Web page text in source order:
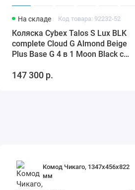
На складе Код товара: 92232-52
Коляска Cybex Talos S Lux BLK
complete Cloud G Almond Beige
Plus Base G 4 в 1 Moon Black с
147 300 р.
Комод Чикаго, 1347х456х822
мм